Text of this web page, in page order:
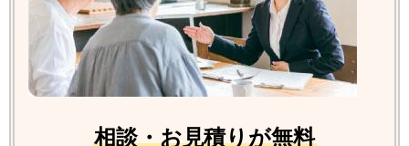
相談・お見積りが無料